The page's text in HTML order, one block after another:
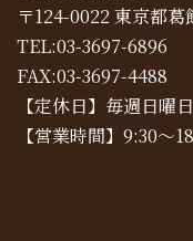
〒124-0022 東京都葛
TEL:03-3697-6896
FAX:03-3697-4488
【定休日】毎週日曜
【営業時間】9:30～